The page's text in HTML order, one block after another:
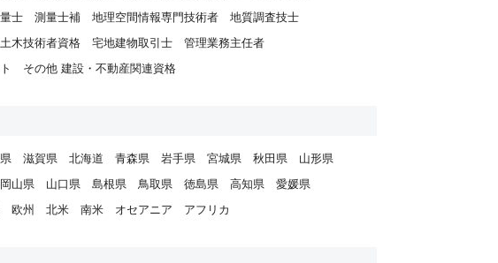
士 測量士補 地理空間情報専門技術者
地質調査技士
木技術者資格 宅地建物取引士
管理業務主任者
その他 建設・不動産関連資格
滋賀県 北海道 青森県 岩手県 宮城県 秋田県
山形県
岡山県 山口県 島根県 鳥取県 徳島県 高知県
愛媛県
欧州 北米 南米 オセアニア アフリカ